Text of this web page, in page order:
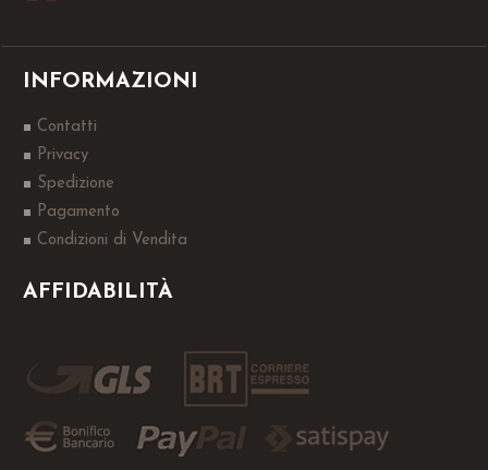
INFORMAZIONI
Contatti
Privacy
Spedizione
Pagamento
Condizioni di Vendita
AFFIDABILITÀ